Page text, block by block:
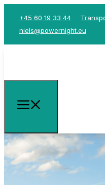
+45 60 19 33 44
niels@powernight.eu